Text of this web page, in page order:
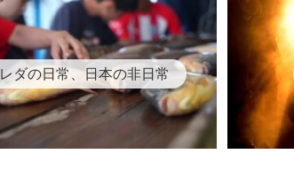
レダの日常、日本の非日常